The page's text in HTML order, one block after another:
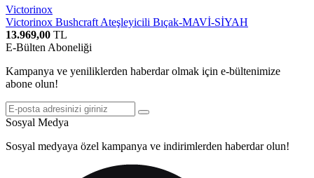
Victorinox
Victorinox Bushcraft Ateşleyicili Bıçak-MAVİ-SİYAH
13.969,00 TL
E-Bülten Aboneliği
Kampanya ve yeniliklerden haberdar olmak için e-bültenimize
abone olun!
Sosyal Medya
Sosyal medyaya özel kampanya ve indirimlerden haberdar olun!